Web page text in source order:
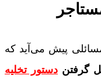
پیش می‌آید که
گرفتن دستور تخلیه